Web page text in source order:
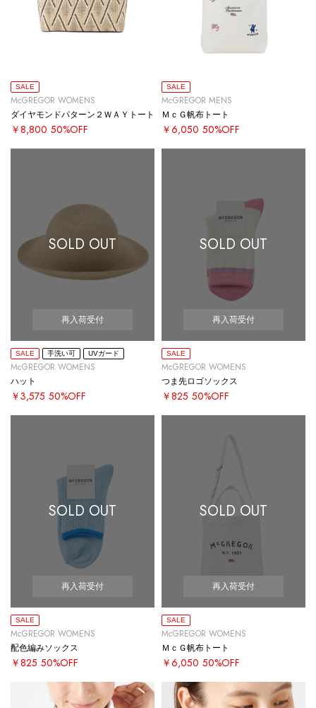
SALE
McGREGOR WOMENS
ダイヤモンドパターン２ＷＡＹトート
￥8,800 50%OFF
SALE
McGREGOR MENS
ＭｃＧ帆布トート
￥6,050 50%OFF
SOLD OUT
再入荷受付
SALE 手洗い可 UVガード
McGREGOR WOMENS
ハット
￥3,575 50%OFF
SOLD OUT
再入荷受付
SALE
McGREGOR WOMENS
つま先ロゴソックス
￥825 50%OFF
SOLD OUT
再入荷受付
SALE
McGREGOR WOMENS
配色編みソックス
￥825 50%OFF
SOLD OUT
再入荷受付
SALE
McGREGOR WOMENS
ＭｃＧ帆布トート
￥6,050 50%OFF